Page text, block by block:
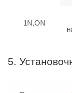
1N,ON
5.